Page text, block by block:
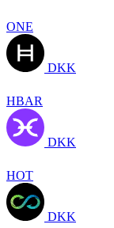
ONE
DKK
HBAR
DKK
HOT
DKK